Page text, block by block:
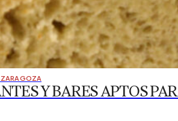
ZARAGOZA
Y BARES APTOS